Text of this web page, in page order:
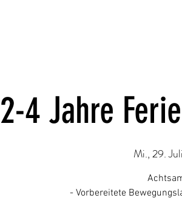
2-4 Jahre
Mi., 29.
- Vorbereitete